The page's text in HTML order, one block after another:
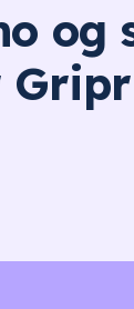
og
Gripr